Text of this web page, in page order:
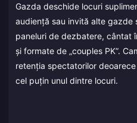
Gazda deschide locuri
audiență sau invită alte
paneluri de dezbatere, cântat
și formate de „couples PK”.
retenția spectatorilor
cel puțin unul dintre locuri.